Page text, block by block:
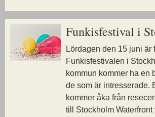
Funkisfestival i
Lördagen den 15 juni är
Funkisfestivalen i
kommun kommer ha en
de som är intresserade.
kommer åka från
till Stockholm Waterfront